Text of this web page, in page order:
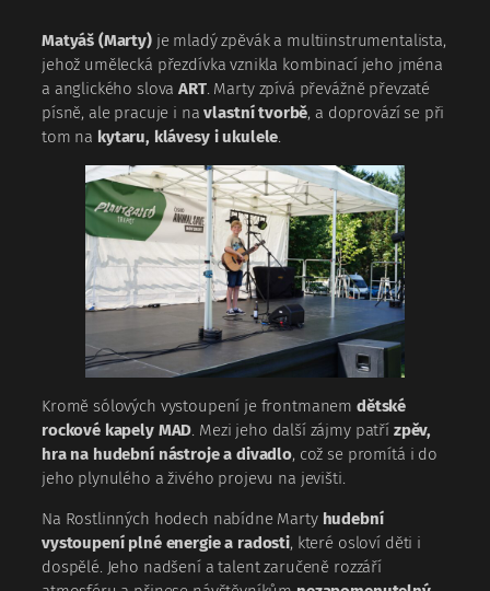
Matyáš (Marty)je mladý zpěvák a multiinstrumentalista,
jehož umělecká přezdívka vznikla kombinací jeho jména
a anglického slovaART. Marty zpívá převážně převzaté
písně, ale pracuje i navlastní tvorbě, a doprovází se při
tom na kytaru, klávesy i ukulele.
Kromě sólových vystoupení je frontmanem dětské
rockové kapely MAD. Mezi jeho další zájmy patří zpěv,
hra na hudební nástroje a divadlo, což se promítá i do
jeho plynulého a živého projevu na jevišti.
Na Rostlinných hodech nabídne Marty hudební
vystoupení plné energie a radosti, které osloví děti i
dospělé. Jeho nadšení a talent zaručeně rozzáří